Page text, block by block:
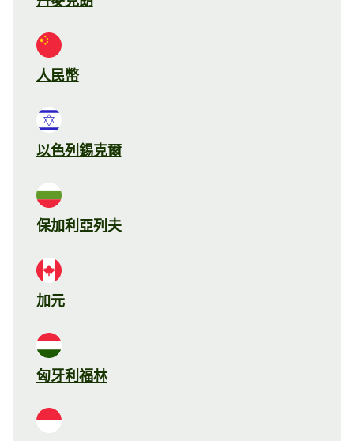
人民幣
以色列錫克爾
保加利亞列夫
加元
匈牙利福林